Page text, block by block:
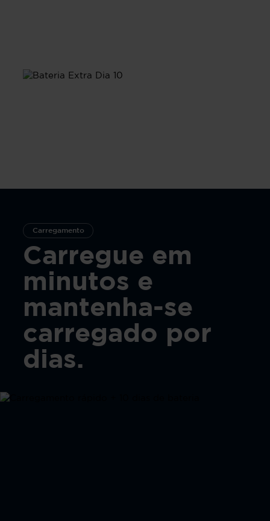
Carregamento
Carregue em
minutos e
mantenha-se
carregado por
dias.